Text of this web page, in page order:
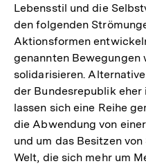
Lebensstil und die
den folgenden
Aktionsformen
genannten Bewegungen
solidarisieren.
der Bundesrepublik
lassen sich eine Reihe
die Abwendung von
und um das Besitzen
Welt, die sich mehr um